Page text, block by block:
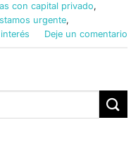
con capital privado,
urgente,
Deje un comentario